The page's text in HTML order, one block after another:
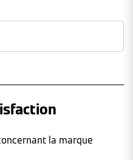
la marque